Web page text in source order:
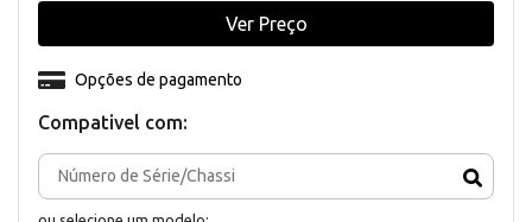
Compativel com:
Opções de pagamento
Ver Preço